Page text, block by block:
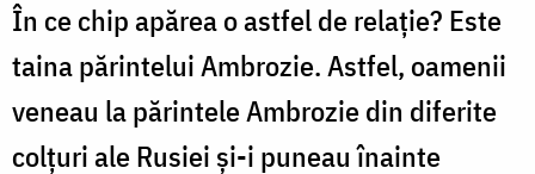
În ce chip apărea o astfel de relație? Este
taina părintelui Ambrozie. Astfel, oamenii
veneau la părintele Ambrozie din diferite
colțuri ale Rusiei și-i puneau înainte